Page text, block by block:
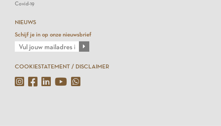
Covid-19
NIEUWS
Schijf je in op onze nieuwsbrief
COOKIESTATEMENT / DISCLAIMER